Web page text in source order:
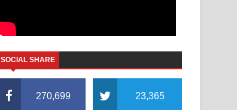
SOCIAL SHARE
270,699 23,365